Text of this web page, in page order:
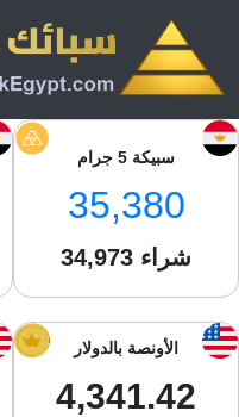
الرئيسية
أسعار الذهب اليوم
سعر أونصة الذهب
سعر الذهب عيار 24
سعر الذهب عيار 21
سعر جنيه الذهب
سبائك الذهب
سبائك الذهب
بي تي سي
جولد ايرا
سام
أسعار الفضة اليوم
سبائك الفضة
تقارير
سبيكة 5 جرام
35,380
34,973 شراء
الأونصة بالدولار
4,341.42